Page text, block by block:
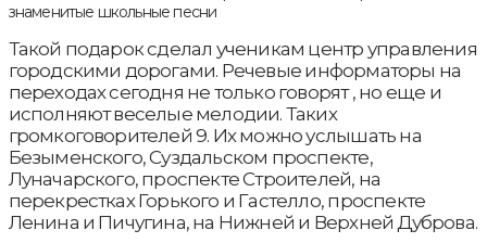
Такой подарок сделал ученикам центр управления
городскими дорогами. Речевые информаторы на
переходах сегодня не только говорят , но еще и
исполняют веселые мелодии. Таких
громкоговорителей 9. Их можно услышать на
Безыменского, Суздальском проспекте,
Луначарского, проспекте Строителей, на
перекрестках Горького и Гастелло, проспекте
Ленина и Пичугина, на Нижней и Верхней Дуброва.